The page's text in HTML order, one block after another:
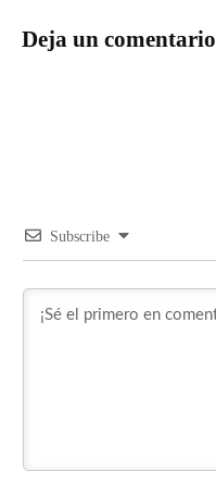
Deja un comentario
Subscribe